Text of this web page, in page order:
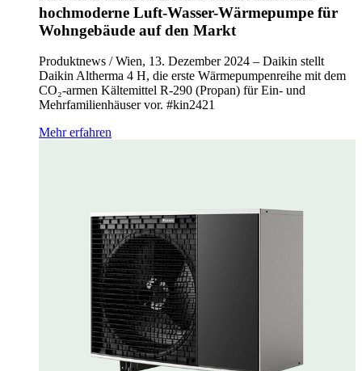
hochmoderne Luft-Wasser-Wärmepumpe für
Wohngebäude auf den Markt
Produktnews / Wien, 13. Dezember 2024 – Daikin stellt
Daikin Altherma 4 H, die erste Wärmepumpenreihe mit dem
CO₂-armen Kältemittel R-290 (Propan) für Ein- und
Mehrfamilienhäuser vor. #kin2421
Mehr erfahren